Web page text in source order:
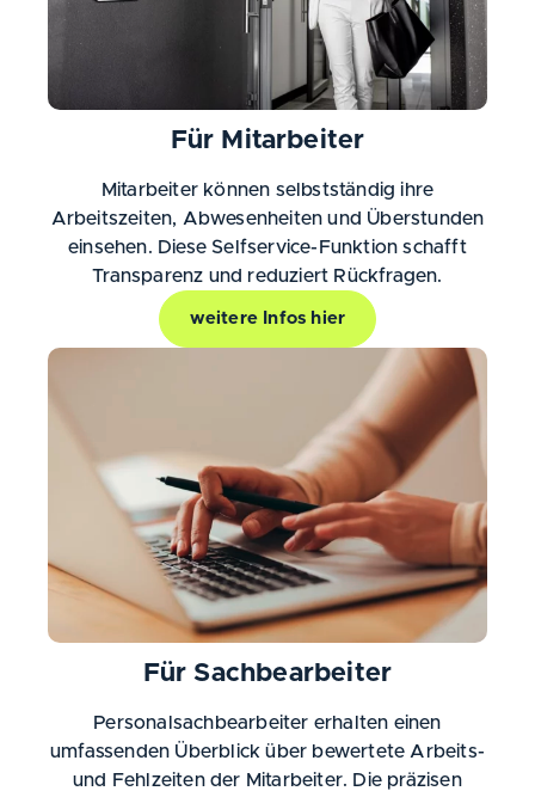
Für Mitarbeiter
Mitarbeiter können selbstständig ihre
Arbeitszeiten, Abwesenheiten und Überstunden
einsehen. Diese Selfservice-Funktion schafft
Transparenz und reduziert Rückfragen.
weitere Infos hier
Für Sachbearbeiter
Personalsachbearbeiter erhalten einen
umfassenden Überblick über bewertete Arbeits-
und Fehlzeiten der Mitarbeiter. Die präzisen